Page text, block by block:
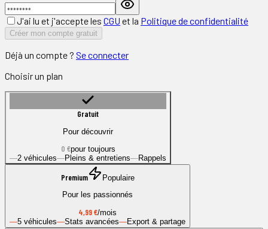
J'ai lu et j'accepte les CGU et la Politique de confidentialité
Créer mon compte gratuit
Déjà un compte ? Se connecter
Choisir un plan
Gratuit
Pour découvrir
0 €pour toujours
—2 véhicules—Pleins & entretiens—Rappels
Premium
Populaire
Pour les passionnés
4,99 €/mois
—5 véhicules—Stats avancées—Export & partage